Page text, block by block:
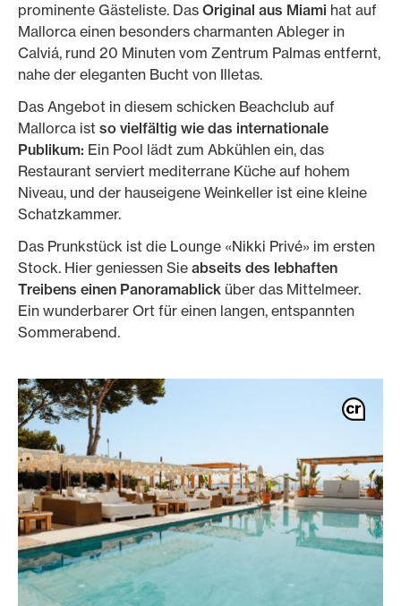
prominente Gästeliste. Das Original aus Miami hat auf
Mallorca einen besonders charmanten Ableger in
Calviá, rund 20 Minuten vom Zentrum Palmas entfernt,
nahe der eleganten Bucht von Illetas.
Das Angebot in diesem schicken Beachclub auf
Mallorca ist so vielfältig wie das internationale
Publikum: Ein Pool lädt zum Abkühlen ein, das
Restaurant serviert mediterrane Küche auf hohem
Niveau, und der hauseigene Weinkeller ist eine kleine
Schatzkammer.
Das Prunkstück ist die Lounge «Nikki Privé» im ersten
Stock. Hier geniessen Sie abseits des lebhaften
Treibens einen Panoramablick über das Mittelmeer.
Ein wunderbarer Ort für einen langen, entspannten
Sommerabend.